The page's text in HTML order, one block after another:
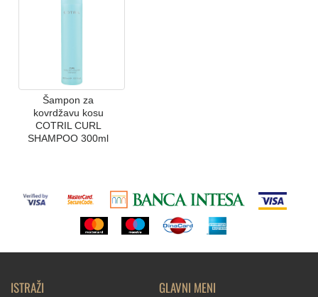
Šampon za
kovrdžavu kosu
COTRIL CURL
SHAMPOO 300ml
ISTRAŽI GLAVNI MENI